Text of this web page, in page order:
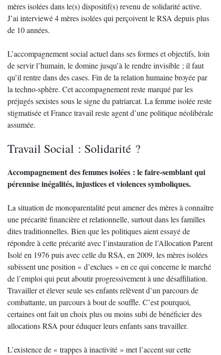
mères isolées dans le(s) dispositif(s) revenu de solidarité active.
J’ai interviewé 4 mères isolées qui perçoivent le RSA depuis plus
de 10 années.
L’accompagnement social actuel dans ses formes et objectifs, loin
de servir l’humain, le domine jusqu’à le rendre invisible ; il faut
qu’il rentre dans des cases. Fin de la relation humaine broyée par
la techno-sphère. Cet accompagnement reste marqué par les
préjugés sexistes sous le signe du patriarcat. La femme isolée reste
stigmatisée et France travail reste agent d’une politique néolibérale
assumée.
Travail Social : Solidarité ?
Accompagnement des femmes isolées : le faire-semblant qui
pérennise inégalités, injustices et violences symboliques.
La situation de monoparentalité peut amener des mères à connaître
une précarité financière et relationnelle, surtout dans les familles
dites traditionnelles. Bien que les politiques aient essayé de
répondre à cette précarité avec l’instauration de l’Allocation Parent
Isolé en 1976 puis avec celle du RSA, en 2009, les mères isolées
subissent une position « d’exclues » en ce qui concerne le marché
de l’emploi qui peut aboutir progressivement à une désaffiliation.
Travailler et élever seule ses enfants relèvent d’un parcours de
combattante, un parcours à bout de souffle. C’est pourquoi,
certaines ont fait un choix plus ou moins subi de bénéficier des
allocations RSA pour éduquer leurs enfants sans travailler.
L’existence de « trappes à inactivité » met l’accent sur cette